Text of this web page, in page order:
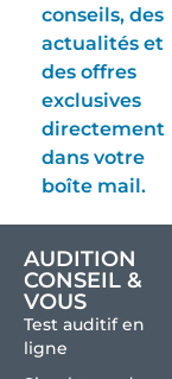
conseils, des
actualités et
des offres
exclusives
directement
dans votre
boîte mail.
AUDITION
CONSEIL &
VOUS
Test auditif en
ligne